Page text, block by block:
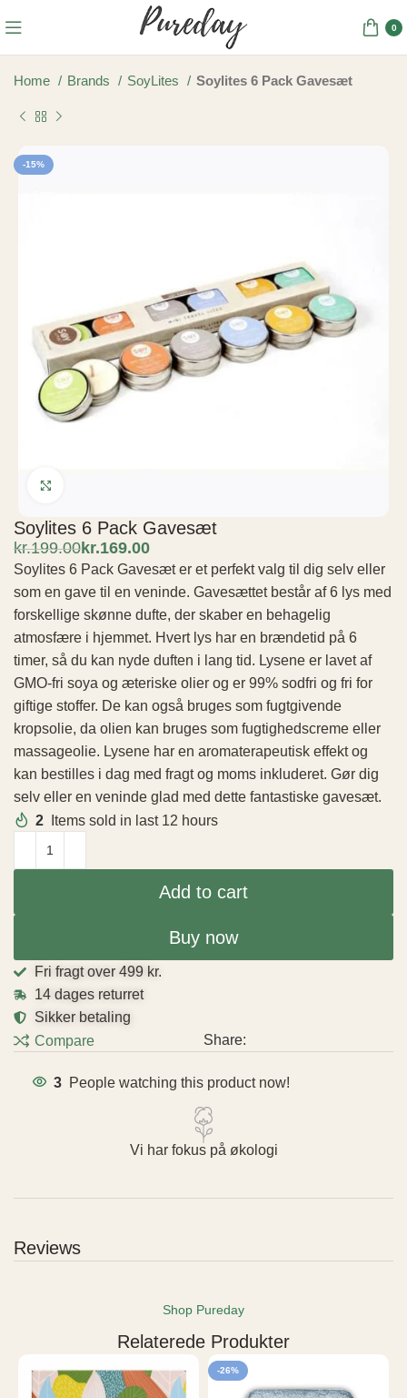
0
Home Brands SoyLites Soylites 6 Pack Gavesæt
-15%
Soylites 6 Pack Gavesæt
kr.199.00kr.169.00
Soylites 6 Pack Gavesæt er et perfekt valg til dig selv eller
som en gave til en veninde. Gavesættet består af 6 lys med
forskellige skønne dufte, der skaber en behagelig
atmosfære i hjemmet. Hvert lys har en brændetid på 6
timer, så du kan nyde duften i lang tid. Lysene er lavet af
GMO-fri soya og æteriske olier og er 99% sodfri og fri for
giftige stoffer. De kan også bruges som fugtgivende
kropsolie, da olien kan bruges som fugtighedscreme eller
massageolie. Lysene har en aromaterapeutisk effekt og
kan bestilles i dag med fragt og moms inkluderet. Gør dig
selv eller en veninde glad med dette fantastiske gavesæt.
2
Items sold in last 12 hours
Add to cart
Buy now
Fri fragt over 499 kr.
14 dages returret
Sikker betaling
Compare
Share:
3 People watching this product now!
Vi har fokus på økologi
Reviews
Shop Pureday
Relaterede Produkter
-26%